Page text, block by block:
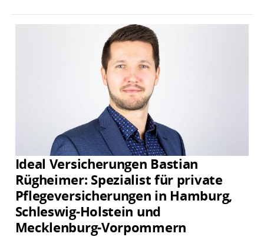
Ideal Versicherungen Bastian
Rügheimer: Spezialist für private
Pflegeversicherungen in Hamburg,
Schleswig-Holstein und
Mecklenburg-Vorpommern